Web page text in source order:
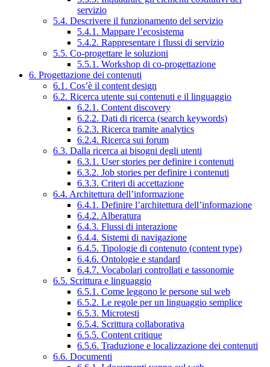
servizio
5.4. Descrivere il funzionamento del servizio
5.4.1. Mappare l’ecosistema
5.4.2. Rappresentare i flussi di servizio
5.5. Co-progettare le soluzioni
5.5.1. Workshop di co-progettazione
6. Progettazione dei contenuti
6.1. Cos’è il content design
6.2. Ricerca utente sui contenuti e il linguaggio
6.2.1. Content discovery
6.2.2. Dati di ricerca (search keywords)
6.2.3. Ricerca tramite analytics
6.2.4. Ricerca sui forum
6.3. Dalla ricerca ai bisogni degli utenti
6.3.1. User stories per definire i contenuti
6.3.2. Job stories per definire i contenuti
6.3.3. Criteri di accettazione
6.4. Architettura dell’informazione
6.4.1. Definire l’architettura dell’informazione
6.4.2. Alberatura
6.4.3. Flussi di interazione
6.4.4. Sistemi di navigazione
6.4.5. Tipologie di contenuto (content type)
6.4.6. Ontologie e standard
6.4.7. Vocabolari controllati e tassonomie
6.5. Scrittura e linguaggio
6.5.1. Come leggono le persone sul web
6.5.2. Le regole per un linguaggio semplice
6.5.3. Microtesti
6.5.4. Scrittura collaborativa
6.5.5. Content critique
6.5.6. Traduzione e localizzazione dei contenuti
6.6. Documenti